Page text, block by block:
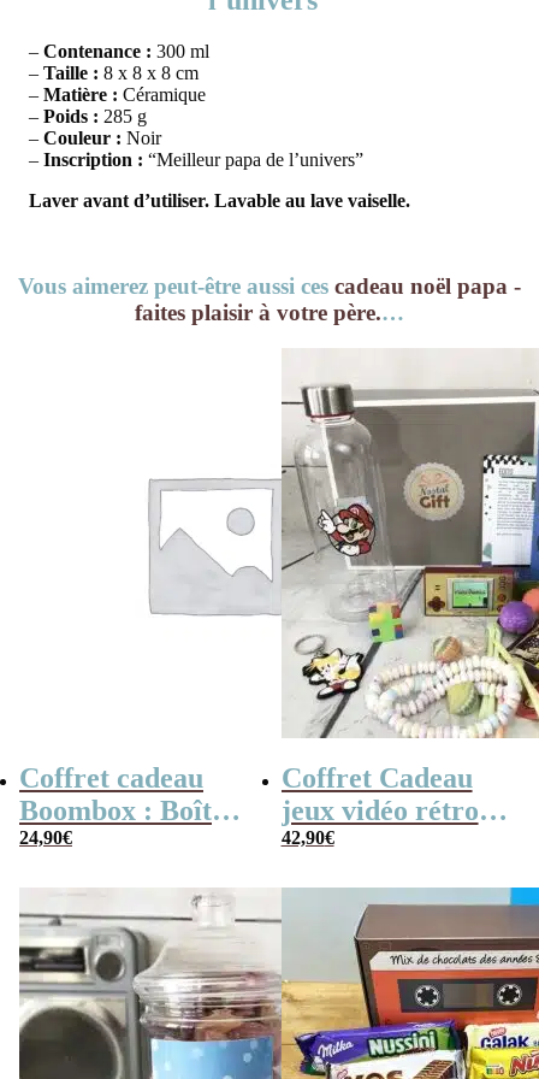
– Contenance : 300 ml
– Taille : 8 x 8 x 8 cm
– Matière : Céramique
– Poids : 285 g
– Couleur : Noir
– Inscription : “Meilleur papa de l’univers”
Laver avant d’utiliser. Lavable au lave vaiselle.
Vous aimerez peut-être aussi ces cadeau noël papa -
faites plaisir à votre père.…
Coffret cadeau
Boombox : Boîte
bonbons des
Coffret bonbon
24,90€
Coffret Cadeau
jeux vidéo rétro
(avec sa console de
42,90€